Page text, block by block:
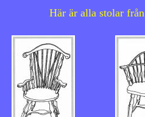
Här är alla stolar